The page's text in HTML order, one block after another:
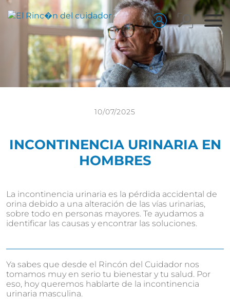
10/07/2025
INCONTINENCIA URINARIA EN
HOMBRES
La incontinencia urinaria es la pérdida accidental de
orina debido a una alteración de las vías urinarias,
sobre todo en personas mayores. Te ayudamos a
identificar las causas y encontrar las soluciones.
Ya sabes que desde el Rincón del Cuidador nos
tomamos muy en serio tu bienestar y tu salud. Por
eso, hoy queremos hablarte de la incontinencia
urinaria masculina.